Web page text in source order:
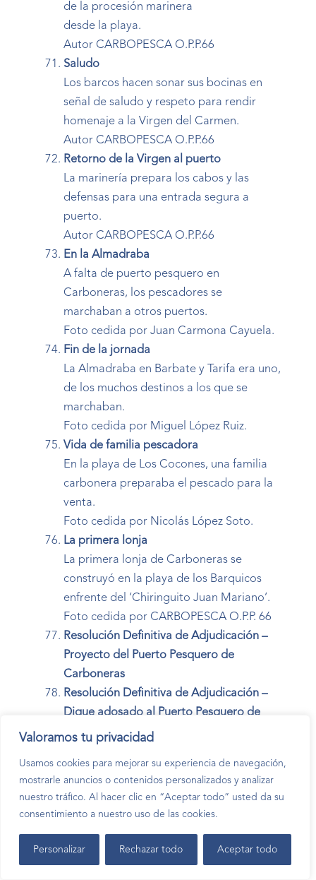
Valoramos tu privacidad
Usamos cookies para mejorar su experiencia de navegación,
mostrarle anuncios o contenidos personalizados y analizar
nuestro tráfico. Al hacer clic en “Aceptar todo” usted da su
consentimiento a nuestro uso de las cookies.
Personalizar Rechazar todo Aceptar todo
de la procesión marinera
desde la playa.
Autor CARBOPESCA O.P.P.66
Saludo
Los barcos hacen sonar sus bocinas en
señal de saludo y respeto para rendir
homenaje a la Virgen del Carmen.
Autor CARBOPESCA O.P.P.66
Retorno de la Virgen al puerto
La marinería prepara los cabos y las
defensas para una entrada segura a
puerto.
Autor CARBOPESCA O.P.P.66
En la Almadraba
A falta de puerto pesquero en
Carboneras, los pescadores se
marchaban a otros puertos.
Foto cedida por Juan Carmona Cayuela.
Fin de la jornada
La Almadraba en Barbate y Tarifa era uno,
de los muchos destinos a los que se
marchaban.
Foto cedida por Miguel López Ruiz.
Vida de familia pescadora
En la playa de Los Cocones, una familia
carbonera preparaba el pescado para la
venta.
Foto cedida por Nicolás López Soto.
La primera lonja
La primera lonja de Carboneras se
construyó en la playa de los Barquicos
enfrente del ‘Chiringuito Juan Mariano’.
Foto cedida por CARBOPESCA O.P.P. 66
Resolución Definitiva de Adjudicación –
Proyecto del Puerto Pesquero de
Carboneras
Resolución Definitiva de Adjudicación –
Dique adosado al Puerto Pesquero de
Carboneras
Autoridades, pescadores y vecinos se
reunen en una emotiva misa para
bendecir la nueva etapa del Puerto
Foto cedida por CARBOPESCA O.P.P. 66
La primera piedra